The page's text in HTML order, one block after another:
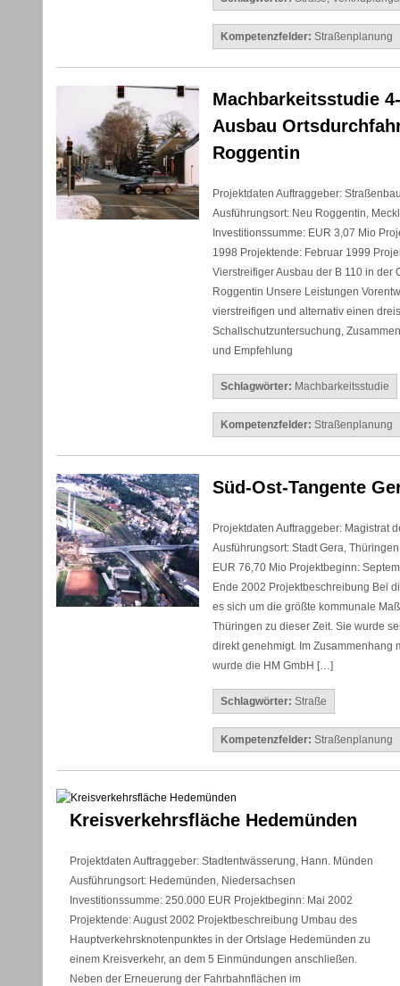
Kompetenzfelder: Straßenplanung
Machbarkeitsstudie
Ausbau
Roggentin
Projektdaten Auftraggeber:
Ausführungsort: Neu Roggentin,
Investitionssumme: EUR 3,07 Mio
1998 Projektende: Februar 1999
Vierstreifiger Ausbau der B 110 in der
Roggentin Unsere Leistungen
vierstreifigen und alternativ einen
Schallschutzuntersuchung,
und Empfehlung
Schlagwörter: Machbarkeitsstudie
Kompetenzfelder: Straßenplanung
Süd-Ost-Tangente
Projektdaten Auftraggeber: Magistrat
Ausführungsort: Stadt Gera,
EUR 76,70 Mio Projektbeginn:
Ende 2002 Projektbeschreibung Bei
es sich um die größte kommunale
Thüringen zu dieser Zeit. Sie wurde
direkt genehmigt. Im Zusammenhang
wurde die HM GmbH […]
Schlagwörter: Straße
Kompetenzfelder: Straßenplanung
Kreisverkehrsfläche Hedemünden
Projektdaten Auftraggeber: Stadtentwässerung, Hann. Münden
Ausführungsort: Hedemünden, Niedersachsen
Investitionssumme: 250.000 EUR Projektbeginn: Mai 2002
Projektende: August 2002 Projektbeschreibung Umbau des
Hauptverkehrsknotenpunktes in der Ortslage Hedemünden zu
einem Kreisverkehr, an dem 5 Einmündungen anschließen.
Neben der Erneuerung der Fahrbahnflächen im